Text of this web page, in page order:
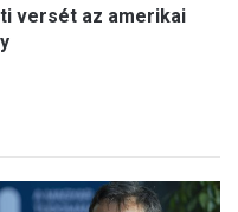
versét az amerikai